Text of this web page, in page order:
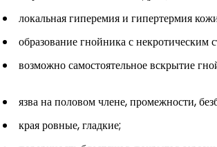
локальная гиперемия и гипертермия
образование гнойника с некротическим
возможно самостоятельное вскрытие
язва на половом члене, промежности,
края ровные, гладкие;